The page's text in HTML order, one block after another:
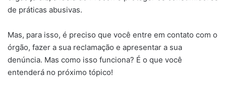
de práticas abusivas.
Mas, para isso, é preciso que você entre em contato com o
órgão, fazer a sua reclamação e apresentar a sua
denúncia. Mas como isso funciona? É o que você
entenderá no próximo tópico!